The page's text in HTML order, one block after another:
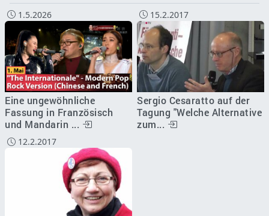
1.5.2026
Eine ungewöhnliche
Fassung in Französisch
und Mandarin ...
15.2.2017
Sergio Cesaratto auf der
Tagung "Welche Alternative
zum...
12.2.2017